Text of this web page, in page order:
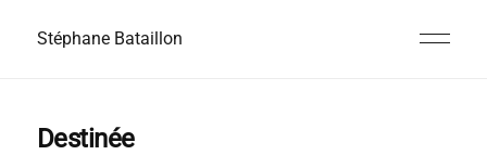
Stéphane Bataillon
Destinée